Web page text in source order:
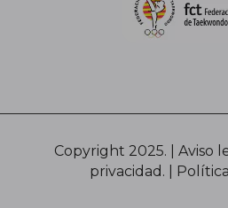
Copyright 2025. |Aviso
privacidad.